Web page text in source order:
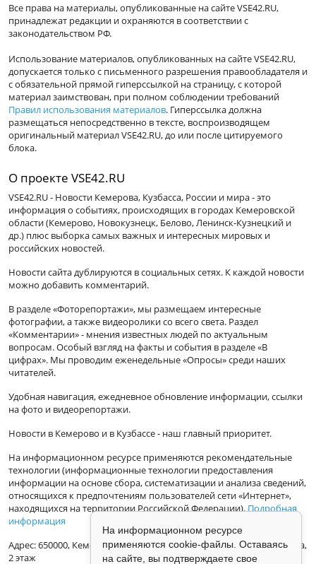
Все права на материалы, опубликованные на сайте VSE42.RU,
принадлежат редакции и охраняются в соответствии с
законодательством РФ.
Использование материалов, опубликованных на сайте VSE42.RU,
допускается только с письменного разрешения правообладателя и
с обязательной прямой гиперссылкой на страницу, с которой
материал заимствован, при полном соблюдении требований
Правил использования материалов. Гиперссылка должна
размещаться непосредственно в тексте, воспроизводящем
оригинальный материал VSE42.RU, до или после цитируемого
блока.
О проекте VSE42.RU
VSE42.RU - Новости Кемерова, Кузбасса, России и мира - это
информация о событиях, происходящих в городах Кемеровской
области (Кемерово, Новокузнецк, Белово, Ленинск-Кузнецкий и
др.) плюс выборка самых важных и интересных мировых и
российских новостей.
Новости сайта дублируются в социальных сетях. К каждой новости
можно добавить комментарий.
В разделе «Фоторепортажи», мы размещаем интересные
фотографии, а также видеоролики со всего света. Раздел
«Комментарии» - мнения известных людей по актуальным
вопросам. Особый взгляд на факты и события в разделе «В
цифрах». Мы проводим еженедельные «Опросы» среди наших
читателей.
Удобная навигация, ежедневное обновление информации, ссылки
на фото и видеорепортажи.
Новости в Кемерово и в Кузбассе - наш главный приоритет.
На информационном ресурсе применяются рекомендательные
технологии (информационные технологии предоставления
информации на основе сбора, систематизации и анализа сведений,
относящихся к предпочтениям пользователей сети «Интернет»,
находящихся на территории Российской Федерации).Подробная
информация
Адрес: 650000, Кемеровская Область, г.Кемерово, ул.Кузбасская 33а,
2 этаж
На информационном ресурсе
применяются cookie-файлы. Оставаясь
на сайте, вы подтверждаете свое